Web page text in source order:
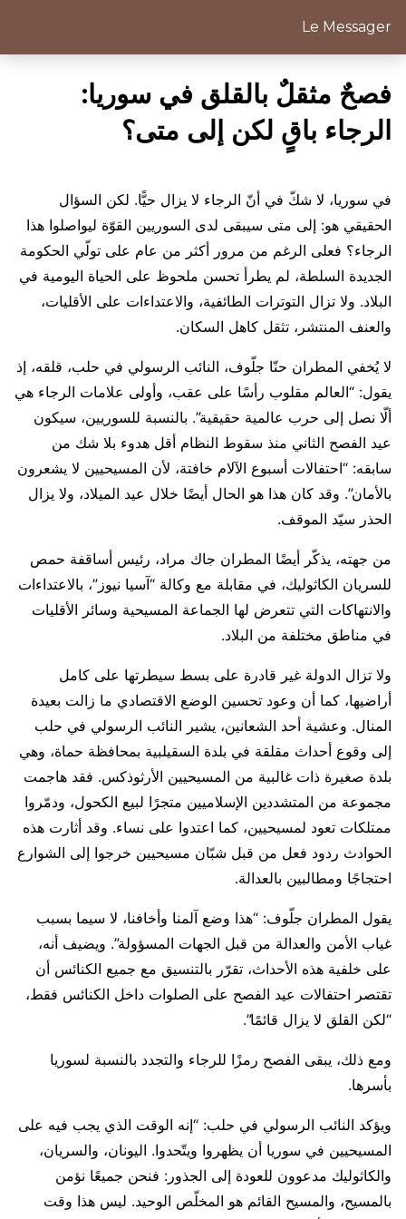
Le Messager
فصحٌ مثقلٌ بالقلق في سوريا:
الرجاء باقٍ لكن إلى متى؟
في سوريا، لا شكّ في أنّ الرجاء لا يزال حيًّا. لكن السؤال
الحقيقي هو: إلى متى سيبقى لدى السوريين القوّة ليواصلوا هذا
الرجاء؟ فعلى الرغم من مرور أكثر من عام على تولّي الحكومة
الجديدة السلطة، لم يطرأ تحسن ملحوظ على الحياة اليومية في
البلاد. ولا تزال التوترات الطائفية، والاعتداءات على الأقليات،
والعنف المنتشر، تثقل كاهل السكان.
لا يُخفي المطران حنّا جلّوف، النائب الرسولي في حلب، قلقه، إذ
يقول: “العالم مقلوب رأسًا على عقب، وأولى علامات الرجاء هي
ألّا نصل إلى حرب عالمية حقيقية”. بالنسبة للسوريين، سيكون
عيد الفصح الثاني منذ سقوط النظام أقل هدوء بلا شك من
سابقه: “احتفالات أسبوع الآلام خافتة، لأن المسيحيين لا يشعرون
بالأمان”. وقد كان هذا هو الحال أيضًا خلال عيد الميلاد، ولا يزال
الحذر سيّد الموقف.
من جهته، يذكّر أيضًا المطران جاك مراد، رئيس أساقفة حمص
للسريان الكاثوليك، في مقابلة مع وكالة “آسيا نيوز”، بالاعتداءات
والانتهاكات التي تتعرض لها الجماعة المسيحية وسائر الأقليات
في مناطق مختلفة من البلاد.
ولا تزال الدولة غير قادرة على بسط سيطرتها على كامل
أراضيها، كما أن وعود تحسين الوضع الاقتصادي ما زالت بعيدة
المنال. وعشية أحد الشعانين، يشير النائب الرسولي في حلب
إلى وقوع أحداث مقلقة في بلدة السقيلبية بمحافظة حماة، وهي
بلدة صغيرة ذات غالبية من المسيحيين الأرثوذكس. فقد هاجمت
مجموعة من المتشددين الإسلاميين متجرًا لبيع الكحول، ودمّروا
ممتلكات تعود لمسيحيين، كما اعتدوا على نساء. وقد أثارت هذه
الحوادث ردود فعل من قبل شبّان مسيحيين خرجوا إلى الشوارع
احتجاجًا ومطالبين بالعدالة.
يقول المطران جلّوف: “هذا وضع آلمنا وأخافنا، لا سيما بسبب
غياب الأمن والعدالة من قبل الجهات المسؤولة”. ويضيف أنه،
على خلفية هذه الأحداث، تقرّر بالتنسيق مع جميع الكنائس أن
تقتصر احتفالات عيد الفصح على الصلوات داخل الكنائس فقط،
“لكن القلق لا يزال قائمًا”.
ومع ذلك، يبقى الفصح رمزًا للرجاء والتجدد بالنسبة لسوريا
بأسرها.
ويؤكد النائب الرسولي في حلب: “إنه الوقت الذي يجب فيه على
المسيحيين في سوريا أن يظهروا ويتّحدوا. اليونان، والسريان،
والكاثوليك مدعوون للعودة إلى الجذور: فنحن جميعًا نؤمن
بالمسيح، والمسيح القائم هو المخلّص الوحيد. ليس هذا وقت